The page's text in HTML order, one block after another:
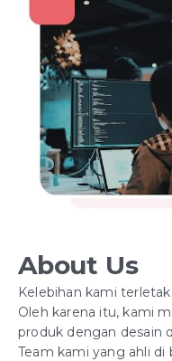
About Us
Kelebihan kami
Oleh karena itu, kami
produk dengan desain
Team kami yang ahli di